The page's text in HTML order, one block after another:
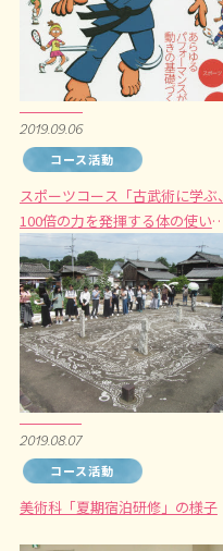
2019.09.06
コース活動
スポーツコース「古武術に学ぶ、
100倍の力を発揮する体の使い
方」
2019.08.07
コース活動
美術科「夏期宿泊研修」の様子